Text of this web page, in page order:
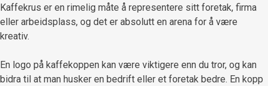
Kaffekrus er en rimelig måte å representere sitt foretak, firma
eller arbeidsplass, og det er absolutt en arena for å være
kreativ.
En logo på kaffekoppen kan være viktigere enn du tror, og kan
bidra til at man husker en bedrift eller et foretak bedre. En kopp